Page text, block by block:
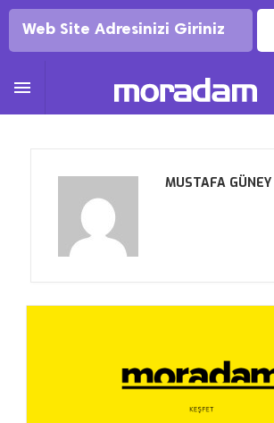

MUSTAFA GÜNEY